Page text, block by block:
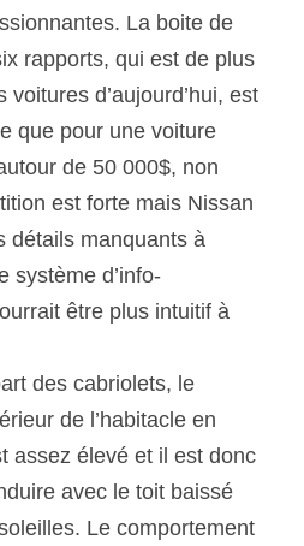
La boite de
rapports, qui est de plus
d’aujourd’hui, est
que pour une voiture
de 50 000$, non
est forte mais Nissan
détails manquants à
système d’info-
être plus intuitif à
des cabriolets, le
de l’habitacle en
assez élevé et il est donc
avec le toit baissé
Le comportement